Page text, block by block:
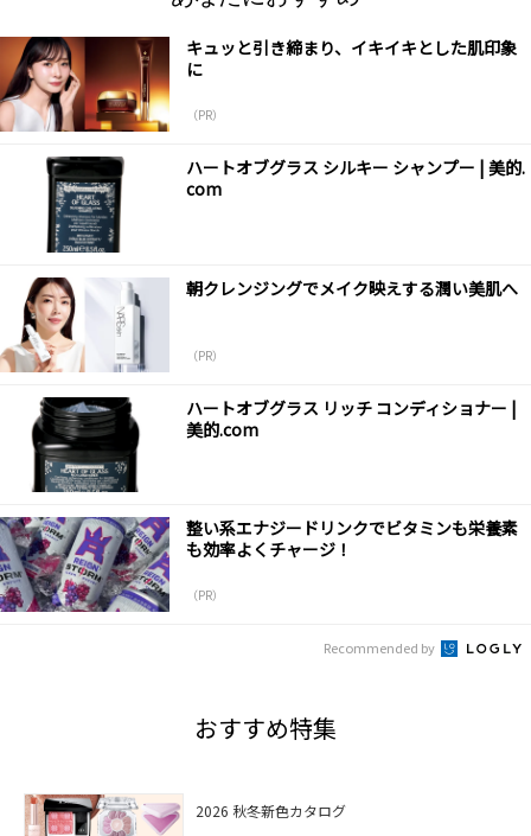
キュッと引き締まり、イキイキとした肌印象
に
（PR）
ハートオブグラス シルキー シャンプー | 美的.
com
朝クレンジングでメイク映えする潤い美肌へ
（PR）
ハートオブグラス リッチ コンディショナー |
美的.com
整い系エナジードリンクでビタミンも栄養素
も効率よくチャージ！
（PR）
Recommended by
おすすめ特集
2026 秋冬新色カタログ